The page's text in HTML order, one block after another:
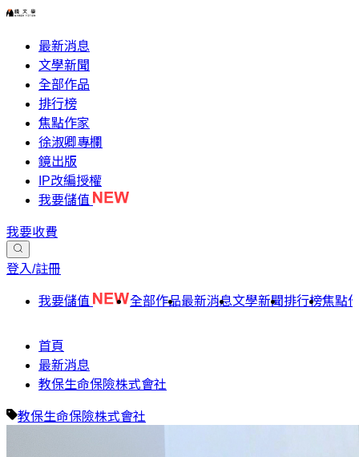
最新消息
文學新聞
全部作品
排行榜
焦點作家
徐淑卿專欄
鏡出版
IP改編授權
我要儲值
我要收費
登入/註冊
我要儲值 全部作品最新消息文學新聞排行榜焦點
首頁
最新消息
教保生命保險株式會社
教保生命保險株式會社